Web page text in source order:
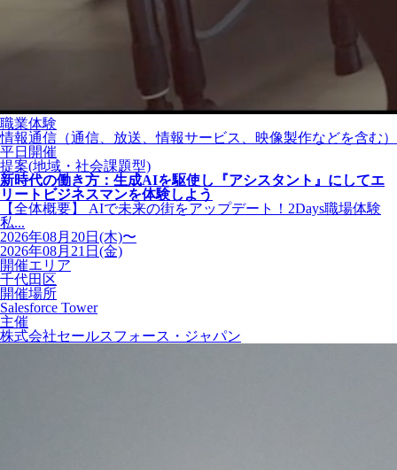
職業体験
情報通信（通信、放送、情報サービス、映像製作などを含む）
平日開催
提案(地域・社会課題型)
新時代の働き方：生成AIを駆使し『アシスタント』にしてエ
リートビジネスマンを体験しよう
【全体概要】 AIで未来の街をアップデート！2Days職場体験
私...
2026年08月20日(木)〜
2026年08月21日(金)
開催エリア
千代田区
開催場所
Salesforce Tower
主催
株式会社セールスフォース・ジャパン